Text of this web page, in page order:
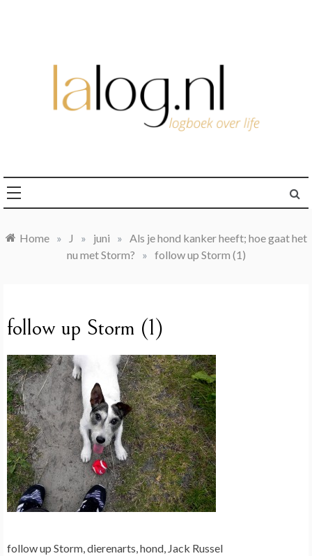
Home » J » juni » Als je hond kanker heeft; hoe gaat het
nu met Storm?
» follow up Storm (1)
follow up Storm (1)
follow up Storm, dierenarts, hond, Jack Russel